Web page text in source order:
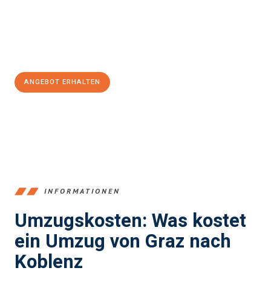
ANGEBOT ERHALTEN
INFORMATIONEN
Umzugskosten: Was kostet
ein Umzug von Graz nach
Koblenz